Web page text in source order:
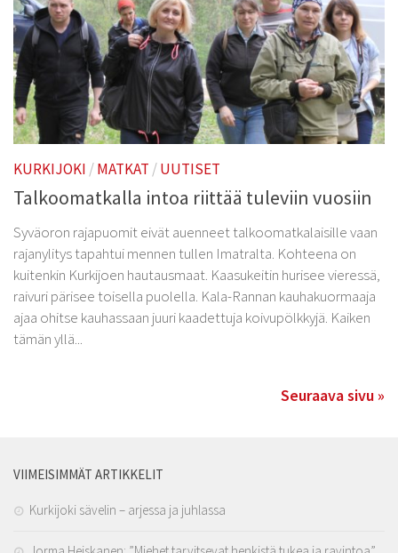
KURKIJOKI /MATKAT /UUTISET
Talkoomatkalla intoa riittää tuleviin vuosiin
Syväoron rajapuomit eivät auenneet talkoomatkalaisille vaan
rajanylitys tapahtui mennen tullen Imatralta. Kohteena on
kuitenkin Kurkijoen hautausmaat. Kaasukeitin hurisee vieressä,
raivuri pärisee toisella puolella. Kala-Rannan kauhakuormaaja
ajaa ohitse kauhassaan juuri kaadettuja koivupölkkyjä. Kaiken
tämän yllä...
Seuraava sivu »
VIIMEISIMMÄT ARTIKKELIT
Kurkijoki sävelin – arjessa ja juhlassa